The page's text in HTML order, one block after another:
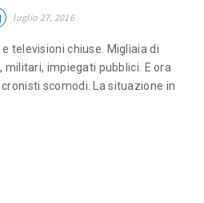
luglio 27, 2016
televisioni chiuse. Migliaia di
impiegati pubblici. E ora
scomodi. La situazione in